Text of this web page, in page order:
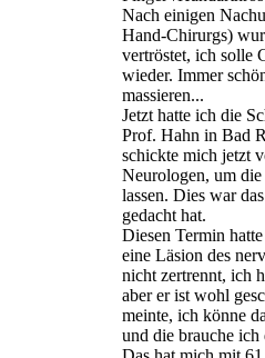
Nach einigen
Hand-Chirurgs)
vertröstet, ich solle
wieder. Immer
massieren...
Jetzt hatte ich die
Prof. Hahn in Bad
schickte mich jetzt
Neurologen, um
lassen. Dies war
gedacht hat.
Diesen Termin
eine Läsion des
nicht zertrennt, ich
aber er ist wohl
meinte, ich könne
und die brauche ich